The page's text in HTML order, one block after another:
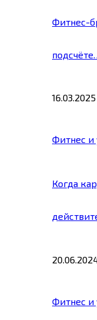
Фитнес-
подсчёте…
16.03.2025
Фитнес и
Когда
Фитнес и